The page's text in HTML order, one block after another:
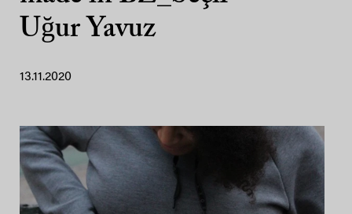
Uğur Yavuz
13.11.2020